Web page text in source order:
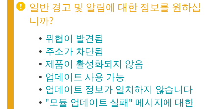
일반 경고 및 알림에 대한 정보를 원하십
니까?
• 위협이 발견됨
• 주소가 차단됨
• 제품이 활성화되지 않음
• 업데이트 사용 가능
• 업데이트 정보가 일치하지 않습니다
• "모듈 업데이트 실패" 메시지에 대한